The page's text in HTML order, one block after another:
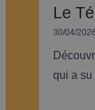
Le
30/04/2026
qui a